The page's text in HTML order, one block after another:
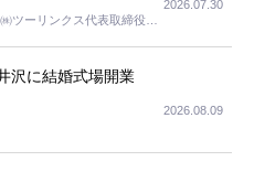
ツーリンクス代表取締役社
2026.07.30
沢に結婚式場開業
2026.08.09